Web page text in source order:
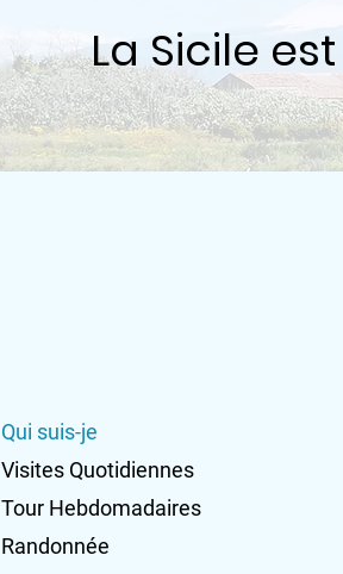
La Sicile
Qui suis-je
Visites Quotidiennes
Tour Hebdomadaires
Randonnée